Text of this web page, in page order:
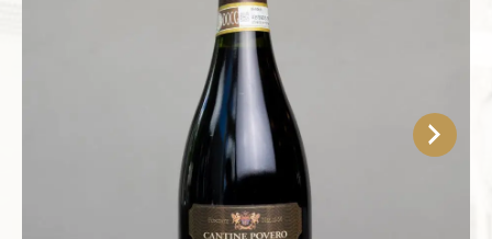
Красные вина
Белые вина
Розовые вина
Итальянские вина